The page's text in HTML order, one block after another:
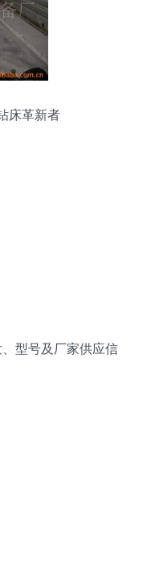
床革新者
型号及厂家供应信